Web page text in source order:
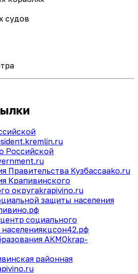
судов
Российской
Правительства Кузбассаako.ru
Крапивинского
округаkrapivino.ru
защиты населения
социального
кцсон42.рф
АКМОkrap-
районная